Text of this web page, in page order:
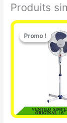
Produits
Promo !
Promo !
Le
prix
initial
était :
10.000